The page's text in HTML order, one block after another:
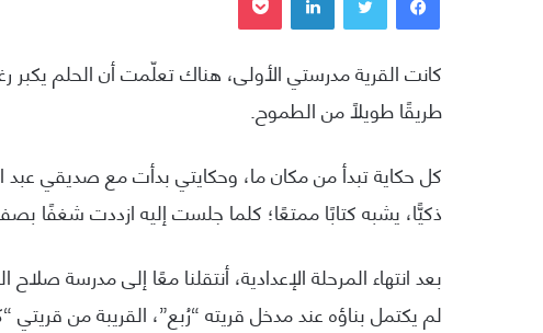
كانت القرية مدرستي الأولى، هناك تعلّمت أن الحلم
طريقًا طويلًا من الطموح.
كل حكاية تبدأ من مكان ما، وحكايتي بدأت مع صديقي
ذكيًّا، يشبه كتابًا ممتعًا؛ كلما جلست إليه ازددت شغفًا
بعد انتهاء المرحلة الإعدادية، أنتقلنا معًا إلى مدرسة
لم يكتمل بناؤه عند مدخل قريته “رُبع”، القريبة من